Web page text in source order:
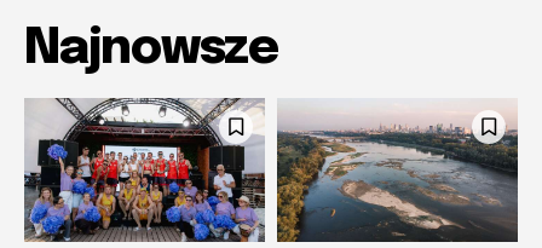
Najnowsze